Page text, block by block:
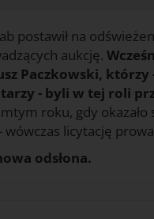
postawił na
aukcję.
Paczkowski,
- byli w tej roli
roku, gdy
wówczas licytację
odsłona.